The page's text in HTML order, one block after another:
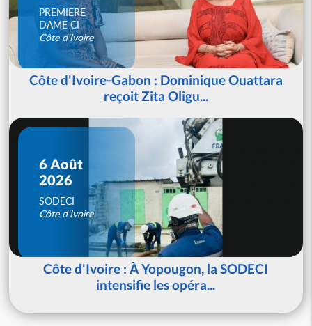
PREMIERE
DAME CI
Côte d'Ivoire
Côte d'Ivoire-Gabon : Dominique Ouattara
reçoit Zita Oligu...
6 Août
2026
SODECI
Côte d'Ivoire
Côte d'Ivoire : À Yopougon, la SODECI
intensifie les opéra...